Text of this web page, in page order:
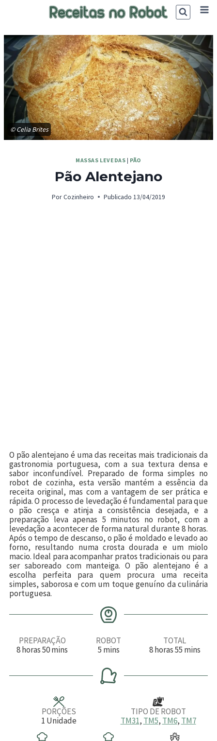
© Celia Brites
MASSAS LEVEDAS | PÃO
Pão Alentejano
Por Cozinheiro Publicado 13/04/2019
O pão alentejano é uma das receitas mais tradicionais da
gastronomia portuguesa, com a sua textura densa e
sabor inconfundível. Preparado de forma simples no
robot de cozinha, esta versão mantém a essência da
receita original, mas com a vantagem de ser prática e
rápida. O processo de levedação é fundamental para que
o pão cresça e atinja a consistência desejada, e a
preparação leva apenas 5 minutos no robot, com a
levedação a acontecer de forma natural durante 8 horas.
Após o tempo de descanso, o pão é moldado e levado ao
forno, resultando numa crosta dourada e um miolo
macio. Ideal para acompanhar pratos tradicionais ou para
ser saboreado com manteiga. O pão alentejano é a
escolha perfeita para quem procura uma receita
simples, saborosa e com um toque genuíno da culinária
portuguesa.
PREPARAÇÃO
8h
a
horas50m
u
mins
ROBOT
5m
n
u
t
mins
TOTAL
8h
a
horas55m
u
mins
PORÇÕES
1 Unidade
TIPO DE ROBOT
TM31, TM5, TM6, TM7